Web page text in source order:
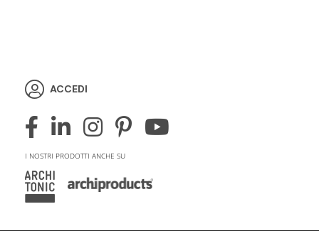
ACCEDI
I NOSTRI PRODOTTI ANCHE SU